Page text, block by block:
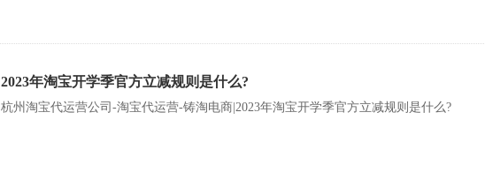
2023年淘宝开学季官方立减规则是什么?
杭州淘宝代运营公司-淘宝代运营-铸淘电商|2023年淘宝开学季官方立减规则是什么?